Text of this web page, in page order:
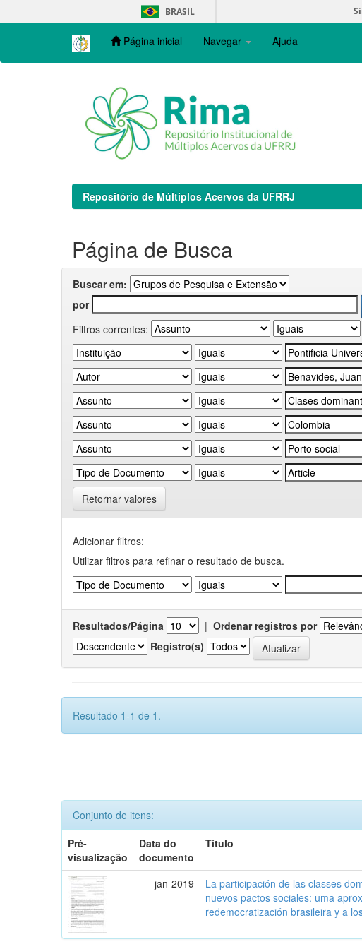
navigation
BRASIL
Página inicial Navegar Ajuda
Repositório de Múltiplos Acervos da UFRRJ
Página de Busca
Buscar em:
por
Filtros correntes:
Retornar valores
Adicionar filtros:
Utilizar filtros para refinar o resultado de busca.
Resultados/Página | Ordenar registros por
Registro(s)
Resultado 1-1 de 1.
Conjunto de itens:
Pré-
visualização
Data do
documento
Título
jan-2019
La participación de las classes
nuevos pactos sociales: uma
redemocratización brasileira y a